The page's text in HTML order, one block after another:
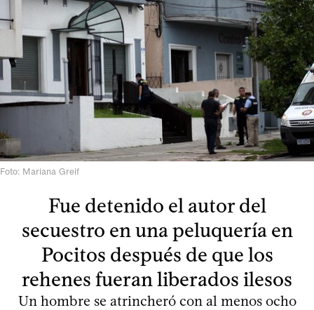
Foto: Mariana Greif
Fue detenido el autor del
secuestro en una peluquería en
Pocitos después de que los
rehenes fueran liberados ilesos
Un hombre se atrincheró con al menos ocho